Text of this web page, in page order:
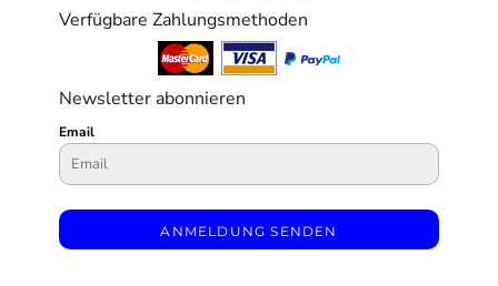
Verfügbare Zahlungsmethoden
Newsletter abonnieren
Email
ANMELDUNG SENDEN